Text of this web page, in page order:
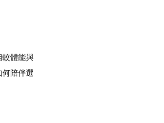
較體能與
何陪伴選